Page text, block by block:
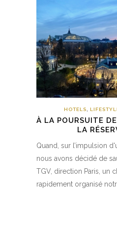
HOTELS,
À LA POURSUITE
LA
Quand, sur l’impulsion
nous avons décidé de
TGV, direction Paris, un
rapidement organisé